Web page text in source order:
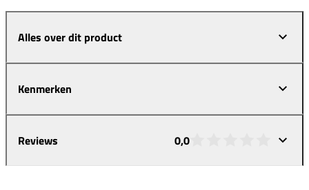
Alles over dit product
Kenmerken
Reviews 0,0